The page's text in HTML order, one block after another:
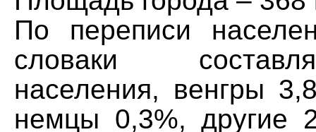
По переписи
словаки
населения, венгры
немцы 0,3%, другие